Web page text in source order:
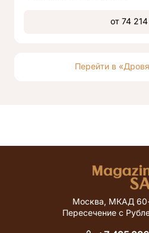
от 74
Перейти в
Москва, МКАД
Пересечение с